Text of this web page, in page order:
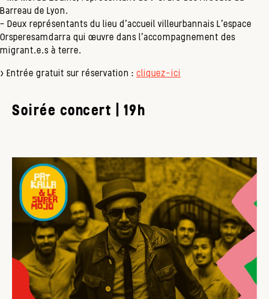
Barreau de Lyon.
– Deux représentants du lieu d’accueil villeurbannais L’espace
Orsperesamdarra qui œuvre dans l’accompagnement des
migrant.e.s à terre.
> Entrée gratuit sur réservation : cliquez-ici
Soirée concert | 19h